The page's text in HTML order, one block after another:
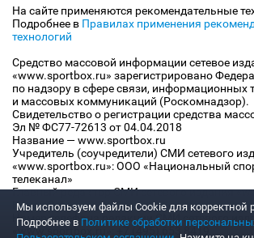
На сайте применяются рекомендательные
Подробнее в Правилах применения
технологий
Средство массовой информации сетевое
«www.sportbox.ru» зарегистрировано
по надзору в сфере связи, информационных
и массовых коммуникаций (Роскомнадзор).
Свидетельство о регистрации средства
Эл № ФС77-72613 от 04.04.2018
Название — www.sportbox.ru
Учредитель (соучредители) СМИ сетевого
«www.sportbox.ru»: ООО «Национальный
телеканал»
Главный редактор СМИ сетевого издания
Конов В.А.
Номер телефона редакции СМИ сетевого
«www.sportbox.ru»: +7 (495) 653 8419
Мы используем файлы Сookie для корректной
Подробнее в Политике обработки